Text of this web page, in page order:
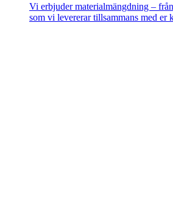
Vi erbjuder materialmängdning –
som vi levererar tillsammans med er